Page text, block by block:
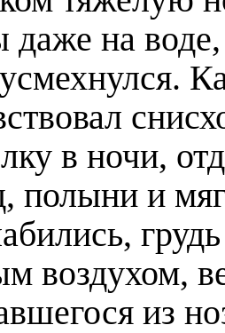
даже на
в ночи,
полыни и
воздухом,
из